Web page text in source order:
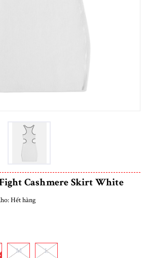
Cashmere Skirt White
Hết hàng
M L